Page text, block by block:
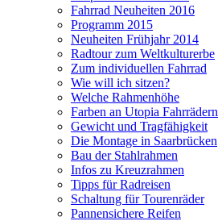
Fahrrad Neuheiten 2016
Programm 2015
Neuheiten Frühjahr 2014
Radtour zum Weltkulturerbe
Zum individuellen Fahrrad
Wie will ich sitzen?
Welche Rahmenhöhe
Farben an Utopia Fahrrädern
Gewicht und Tragfähigkeit
Die Montage in Saarbrücken
Bau der Stahlrahmen
Infos zu Kreuzrahmen
Tipps für Radreisen
Schaltung für Tourenräder
Pannensichere Reifen